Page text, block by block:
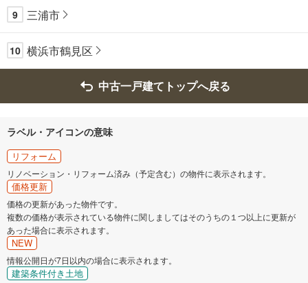
9 三浦市
10 横浜市鶴見区
中古一戸建てトップへ戻る
ラベル・アイコンの意味
リフォーム
リノベーション・リフォーム済み（予定含む）の物件に表示されます。
価格更新
価格の更新があった物件です。
複数の価格が表示されている物件に関しましてはそのうちの１つ以上に更新が
あった場合に表示されます。
NEW
情報公開日が7日以内の場合に表示されます。
建築条件付き土地